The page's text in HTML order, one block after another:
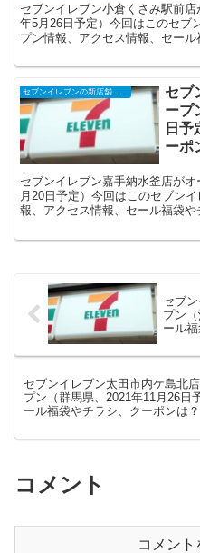
セブンイレブン小倉くさみ駅前
年5月26日予定）今回はこのセブ
プン情報、アクセス情報、セール
セブ
ープ
日予
ーポ
セブンイレブン嘉手納水釜店が
月20日予定）今回はこのセブン
報、アクセス情報、セール福袋
セブ
プン
ール
セブンイレブン太田市内ケ島北
プン（群馬県、2021年11月26日
ール福袋やチラシ、クーポンは？
コメント
コメント